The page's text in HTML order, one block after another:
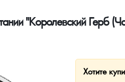
"Королевский Герб
Хотите